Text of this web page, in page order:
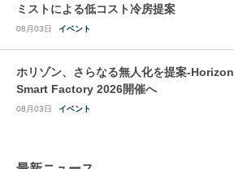
ミストによる低コスト冷房提案
08月03日 イベント
ホリゾン、さらなる無人化を提案-Horizon
Smart Factory 2026開催へ
08月03日 イベント